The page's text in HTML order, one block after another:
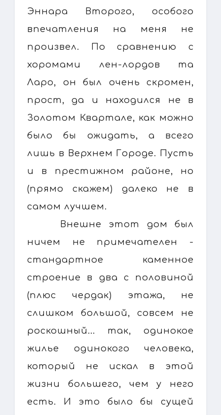
Эннара Второго, особого
впечатления на меня не
произвел. По сравнению с
хоромами лен-лордов та
Ларо, он был очень скромен,
прост, да и находился не в
Золотом Квартале, как можно
было бы ожидать, а всего
лишь в Верхнем Городе. Пусть
и в престижном районе, но
(прямо скажем) далеко не в
самом лучшем.
Внешне этот дом был
ничем не примечателен -
стандартное каменное
строение в два с половиной
(плюс чердак) этажа, не
слишком большой, совсем не
роскошный... так, одинокое
жилье одинокого человека,
который не искал в этой
жизни большего, чем у него
есть. И это было бы сущей